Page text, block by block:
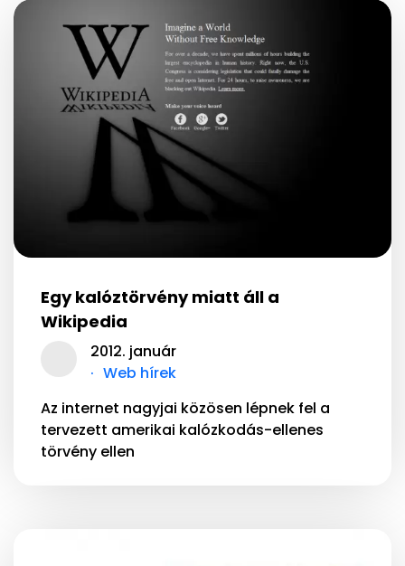
Egy kalóztörvény miatt áll a
Wikipedia
2012. január
Web hírek
Az internet nagyjai közösen lépnek fel a
tervezett amerikai kalózkodás-ellenes
törvény ellen